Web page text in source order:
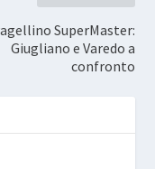
SuperMaster:
Giugliano e Varedo a
confronto